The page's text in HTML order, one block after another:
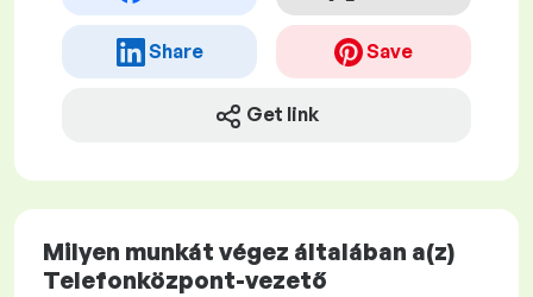
Share Save
Get link
Milyen munkát végez általában a(z)
Telefonközpont-vezető